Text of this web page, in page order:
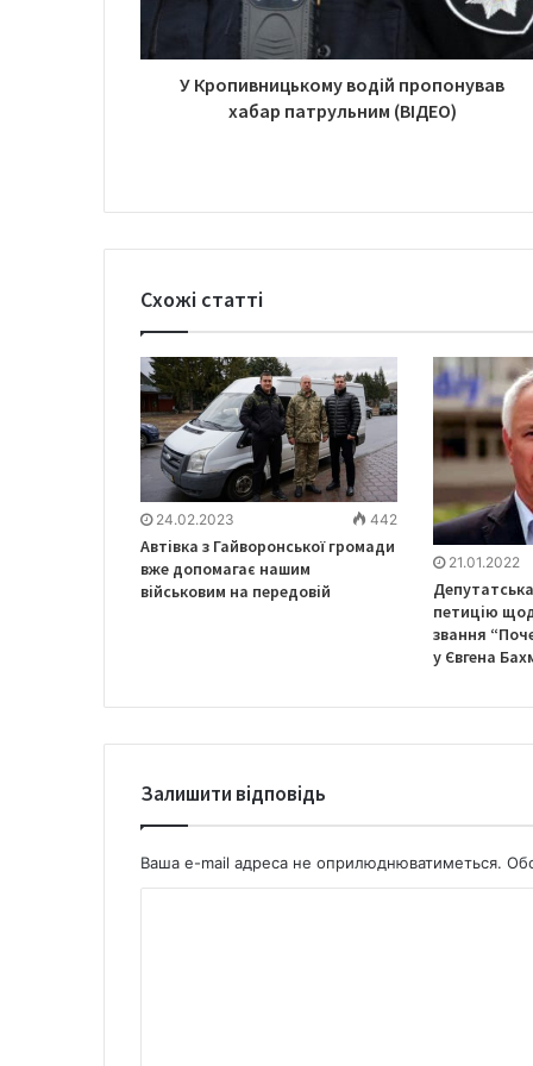
У Кропивницькому водій пропонував
хабар патрульним (ВІДЕО)
Схожі статті
24.02.2023 442
Автівка з Гайворонської громади
вже допомагає нашим
військовим на передовій
21.01.2022
петицію
звання
у Євгена
Залишити відповідь
Ваша e-mail адреса не оприлюднюватиметься.